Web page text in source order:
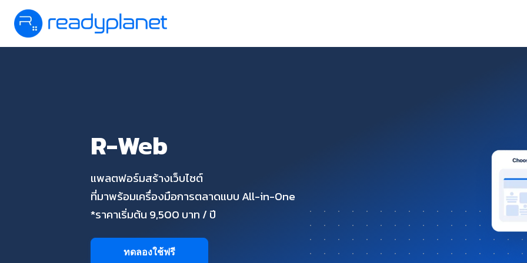
R-Web
แพลตฟอร์มสร้างเว็บไซต์
ที่มาพร้อมเครื่องมือการตลาดแบบ All-in-One
*ราคาเริ่มต้น 9,500 บาท / ปี
ทดลองใช้ฟรี